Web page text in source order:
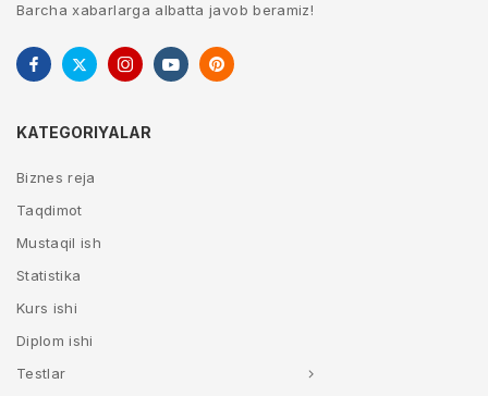
Barcha xabarlarga albatta javob beramiz!
KATEGORIYALAR
Biznes reja
Taqdimot
Mustaqil ish
Statistika
Kurs ishi
Diplom ishi
Testlar